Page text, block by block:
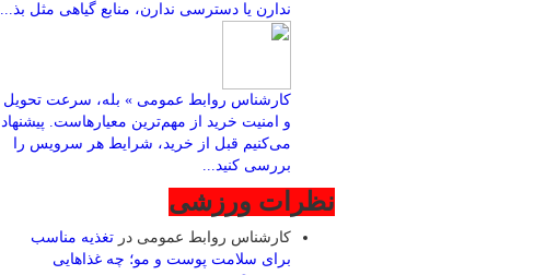
ندارن یا دسترسی ندارن، منابع گیاهی مثل بذ...
کارشناس روابط عمومی » بله، سرعت تحویل
و امنیت خرید از مهم‌ترین معیارهاست. پیشنهاد
می‌کنیم قبل از خرید، شرایط هر سرویس را
بررسی کنید...
نظرات ورزشی
کارشناس روابط عمومی درتغذیه مناسب
برای سلامت پوست و مو؛ چه غذاهایی